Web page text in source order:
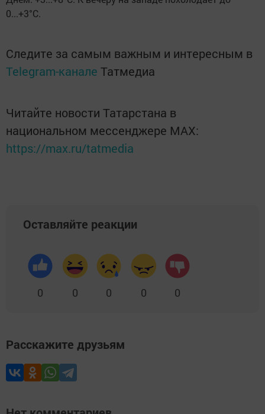
0...+3°C.
Следите за самым важным и интересным в
Telegram-канале Татмедиа
Читайте новости Татарстана в
национальном мессенджере MАХ:
https://max.ru/tatmedia
Оставляйте реакции
0 0 0 0 0
Расскажите друзьям